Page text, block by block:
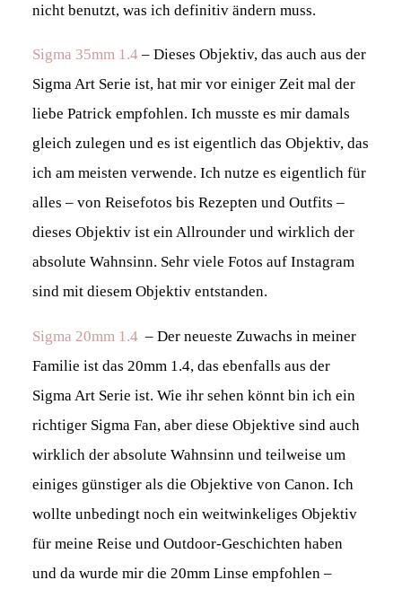
nicht benutzt, was ich definitiv ändern muss.
Sigma 35mm 1.4– Dieses Objektiv, das auch aus der
Sigma Art Serie ist, hat mir vor einiger Zeit mal der
liebe Patrick empfohlen. Ich musste es mir damals
gleich zulegen und es ist eigentlich das Objektiv, das
ich am meisten verwende. Ich nutze es eigentlich für
alles – von Reisefotos bis Rezepten und Outfits –
dieses Objektiv ist ein Allrounder und wirklich der
absolute Wahnsinn. Sehr viele Fotos auf Instagram
sind mit diesem Objektiv entstanden.
Sigma 20mm 1.4 – Der neueste Zuwachs in meiner
Familie ist das 20mm 1.4, das ebenfalls aus der
Sigma Art Serie ist. Wie ihr sehen könnt bin ich ein
richtiger Sigma Fan, aber diese Objektive sind auch
wirklich der absolute Wahnsinn und teilweise um
einiges günstiger als die Objektive von Canon. Ich
wollte unbedingt noch ein weitwinkeliges Objektiv
für meine Reise und Outdoor-Geschichten haben
und da wurde mir die 20mm Linse empfohlen –